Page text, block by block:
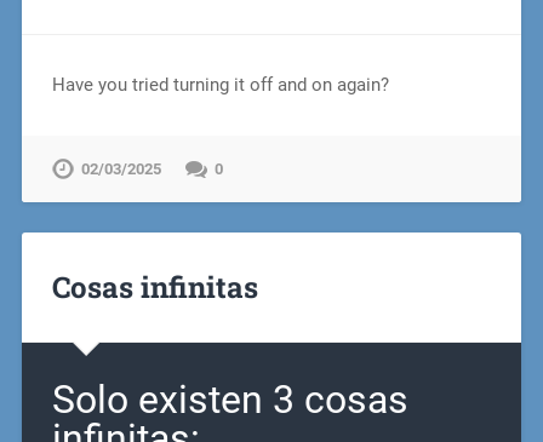
Have you tried turning it off and on again?
02/03/2025 0
Cosas infinitas
Solo existen 3 cosas